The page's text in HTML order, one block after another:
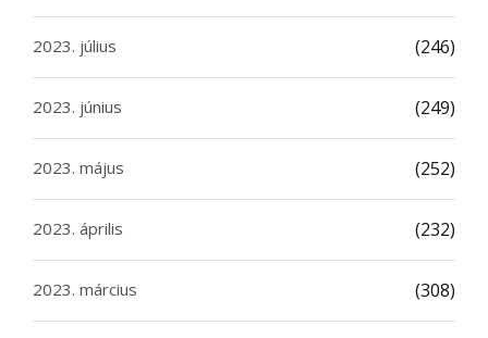
2023. július (246)
2023. június (249)
2023. május (252)
2023. április (232)
2023. március (308)